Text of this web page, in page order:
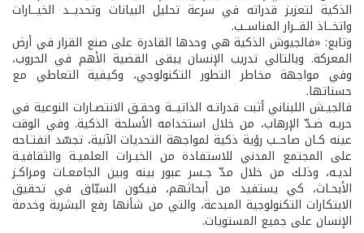
الذكية لتعزيز قدراته في سرعة تحليل البيانات وتحديــد الخيــارات
واتخــاذ القــرار المناســب.
وتابع: «فالجيوش الذكية هي وحدها القادرة على صنع القرار في أرض
المعركة. وبالتالي تدريب الإنسان يبقى القضية الأهم في الحروب،
وفي مواجهة مخاطر التطور التكنولوجي، وكيفية التعاطي مع
حسناتها.
فالجيـش اللبناني أثبت قدراتـه الذاتيــة وحقـق الانتصـارات النوعية في
حربـه ضـدّ الإرهاب، من خلال استخدامه الأسلحة الذكية. وفي الوقت
عينه كـان صاحــب رؤية ذكية لمواجهة التحديات الآنية، تجسّد انفتـاحه
على المجتمع المدني للاستفادة من الخبـرات العلميـة والثقافيـة
لديـه، وذلـك من خلال مدّ جـسر عبور بينه وبين الجامعـات ومراكـز
الأبحـاث، كي يستفيد من أبحاثهم، فيكون السبّاق في تحقيق
الابتكارات التكنولوجية المبدعة، والتي من شأنها رفع البشرية وخدمة
الإنسان على جميع المستويات.